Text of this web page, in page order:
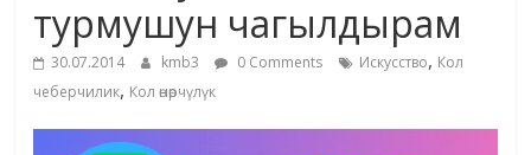
турмушун чагылдырам
30.07.2014 kmb3 0 Comments Искусство, Кол
чеберчилик, Кол өнөрчүлүк